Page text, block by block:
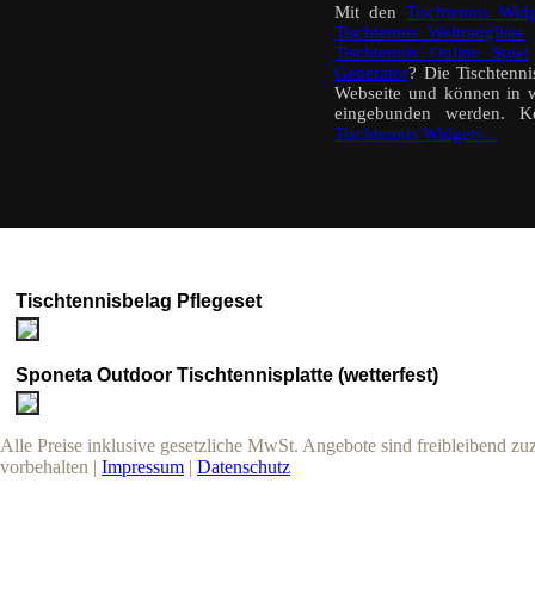
Mit den Tischtennis
Tischtennis Weltrangliste
Tischtennis Online Spiel
Generator? Die
Webseite und können in
eingebunden werden.
Tischtennis Widgets...
Tischtennisbelag Pflegeset
Sponeta Outdoor Tischtennisplatte (wetterfest)
Alle Preise inklusive gesetzliche MwSt. Angebote sind freibleibend
vorbehalten | Impressum | Datenschutz